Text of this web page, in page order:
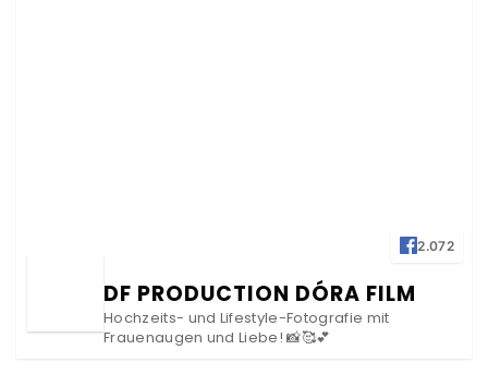
2.072
DF PRODUCTION DÓRA FILM
Hochzeits- und Lifestyle-Fotografie mit
Frauenaugen und Liebe! 📸🥰💕